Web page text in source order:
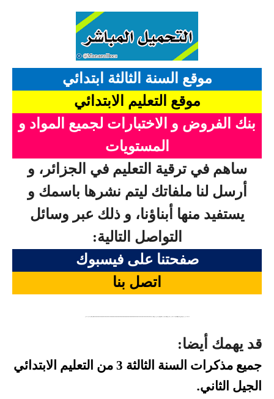
بحوث العلوم الطبيعية
بحوث اللغة الفرنسية
بحوث اللغة الانجليزية
بحوث في مجالات اخرى
موقع السنة الثالثة ابتدائي
موقع التعليم الابتدائي
بنك الفروض و الاختبارات لجميع المواد و
المستويات
ساهم في ترقية التعليم في الجزائر، و
أرسل لنا ملفاتك ليتم نشرها باسمك و
يستفيد منها أبناؤنا، و ذلك عبر وسائل
التواصل التالية:
صفحتنا على فيسبوك
اتصل بنا
قد يهمك أيضا:
جميع مذكرات السنة الثالثة 3 من التعليم الابتدائي
الجيل الثاني.